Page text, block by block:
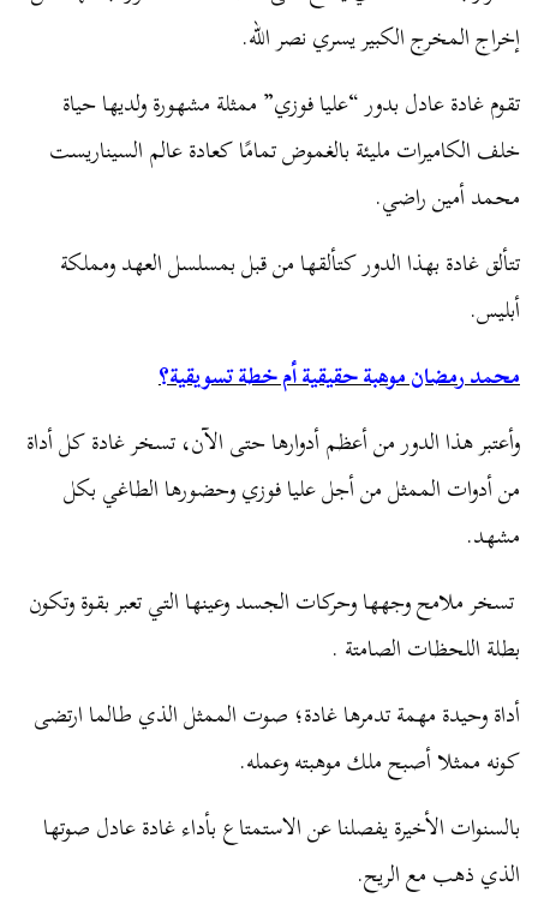
إخراج المخرج الكبير يسري نصر الله.
تقوم غادة عادل بدور “عليا فوزي” ممثلة مشهورة ولديها حياة
خلف الكاميرات مليئة بالغموض تمامًا كعادة عالم السيناريست
محمد أمين راضي.
تتألق غادة بهذا الدور كتألقها من قبل بمسلسل العهد ومملكة
أبليس.
محمد رمضان موهبة حقيقية أم خطة تسويقية؟
وأعتبر هذا الدور من أعظم أدوارها حتى الآن، تسخر غادة كل أداة
من أدوات الممثل من أجل عليا فوزي وحضورها الطاغي بكل
مشهد.
تسخر ملامح وجهها وحركات الجسد وعينها التي تعبر بقوة وتكون
بطلة اللحظات الصامتة .
أداة وحيدة مهمة تدمرها غادة؛ صوت الممثل الذي طالما ارتضى
كونه ممثلا أصبح ملك موهبته وعمله.
بالسنوات الأخيرة يفصلنا عن الاستمتاع بأداء غادة عادل صوتها
الذي ذهب مع الريح.